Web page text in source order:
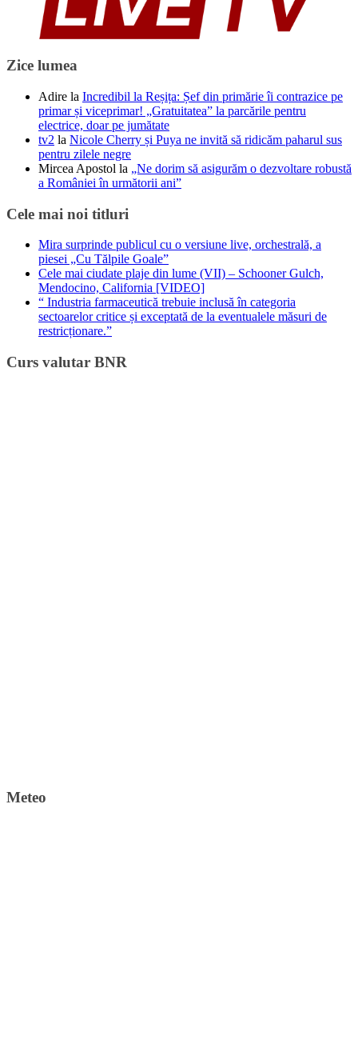
Zice lumea
Adire la Incredibil la Reșița: Șef din primărie îi contrazice pe
primar și viceprimar! „Gratuitatea” la parcările pentru
electrice, doar pe jumătate
tv2 la Nicole Cherry și Puya ne invită să ridicăm paharul sus
pentru zilele negre
Mircea Apostol la „Ne dorim să asigurăm o dezvoltare robustă
a României în următorii ani”
Cele mai noi titluri
Mira surprinde publicul cu o versiune live, orchestrală, a
piesei „Cu Tălpile Goale”
Cele mai ciudate plaje din lume (VII) – Schooner Gulch,
Mendocino, California [VIDEO]
“ Industria farmaceutică trebuie inclusă în categoria
sectoarelor critice și exceptată de la eventualele măsuri de
restricționare.”
Curs valutar BNR
Meteo